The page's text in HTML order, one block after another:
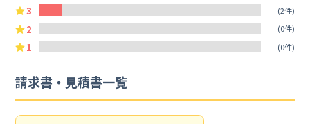
3 (2件)
2 (0件)
1 (0件)
請求書・見積書一覧